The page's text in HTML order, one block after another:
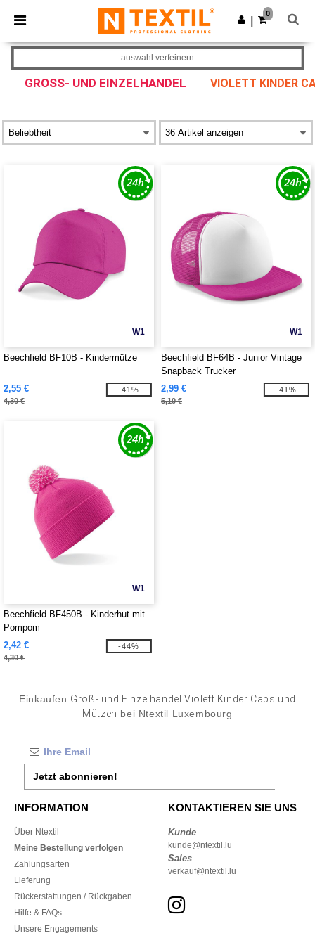
× Ntextil App
Bessere Preise in der App!
App holen
0
GROSS- UND EINZELHANDEL VIOLETT KINDER
auswahl verfeinern
W1
Beechfield BF10B - Kindermütze
2,55 €
4,30 €
-41%
W1
Beechfield BF64B - Junior Vintage
Snapback Trucker
2,99 €
5,10 €
-41%
W1
Beechfield BF450B - Kinderhut mit
Pompom
2,42 €
4,30 €
-44%
Einkaufen Groß- und Einzelhandel Violett Kinder Caps und
Mützen bei Ntextil Luxembourg
Jetzt abonnieren!
INFORMATION
Über Ntextil
Meine Bestellung verfolgen
Zahlungsarten
Lieferung
Rückerstattungen / Rückgaben
Hilfe & FAQs
Unsere Engagements
KONTAKTIEREN SIE UNS
Kunde
kunde@ntextil.lu
Sales
verkauf@ntextil.lu